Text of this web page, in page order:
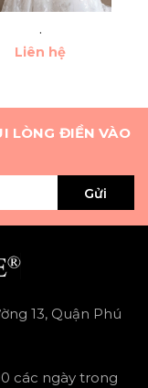
.
Liên hệ
LÒNG ĐIỀN VÀO
Gửi
13, Quận Phú
các ngày trong